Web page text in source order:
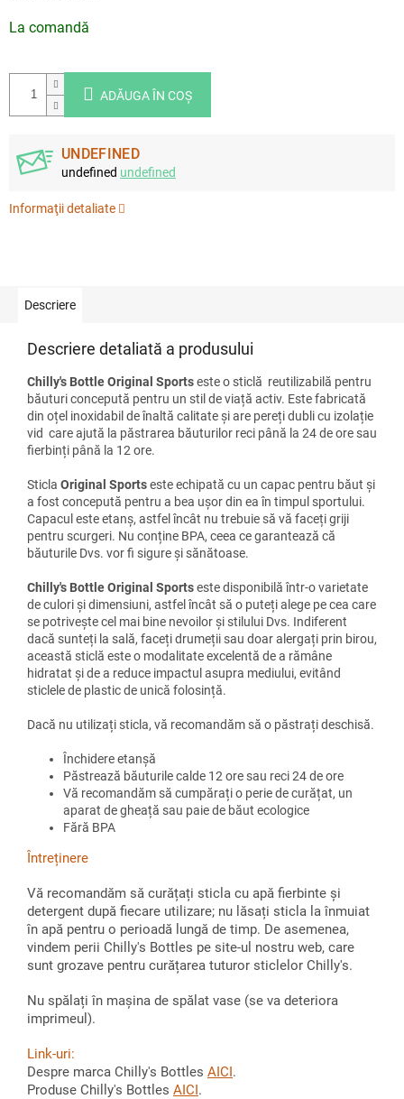
preţ:
La comandă
ADĂUGA ÎN COŞ
UNDEFINED
undefined undefined
Informaţii detaliate
Descriere
Descriere detaliată a produsului
Chilly's Bottle Original Sportseste o sticlă reutilizabilă pentru
băuturi concepută pentru un stil de viață activ. Este fabricată
din oțel inoxidabil de înaltă calitate și are pereți dubli cu izolație
vid care ajută la păstrarea băuturilor reci până la 24 de ore sau
fierbinți până la 12 ore.
Sticla Original Sportseste echipată cu un capac pentru băut și
a fost concepută pentru a bea ușor din ea în timpul sportului.
Capacul este etanș, astfel încât nu trebuie să vă faceți griji
pentru scurgeri. Nu conține BPA, ceea ce garantează că
băuturile Dvs. vor fi sigure și sănătoase.
Chilly's Bottle Original Sportseste disponibilă într-o varietate
de culori și dimensiuni, astfel încât să o puteți alege pe cea care
se potrivește cel mai bine nevoilor și stilului Dvs. Indiferent
dacă sunteți la sală, faceți drumeții sau doar alergați prin birou,
această sticlă este o modalitate excelentă de a rămâne
hidratat și de a reduce impactul asupra mediului, evitând
sticlele de plastic de unică folosință.
Dacă nu utilizați sticla, vă recomandăm să o păstrați deschisă.
Închidere etanșă
Păstrează băuturile calde 12 ore sau reci 24 de ore
Vă recomandăm să cumpărați o perie de curățat, un
aparat de gheață sau paie de băut ecologice
Fără BPA
Întreținere
Vă recomandăm să curățați sticla cu apă fierbinte și
detergent după fiecare utilizare; nu lăsați sticla la înmuiat
în apă pentru o perioadă lungă de timp. De asemenea,
vindem perii Chilly's Bottles pe site-ul nostru web, care
sunt grozave pentru curățarea tuturor sticlelor Chilly's.
Nu spălați în mașina de spălat vase (se va deteriora
imprimeul).
Link-uri:
Despre marca Chilly's Bottles AICI.
Produse Chilly's Bottles AICI.